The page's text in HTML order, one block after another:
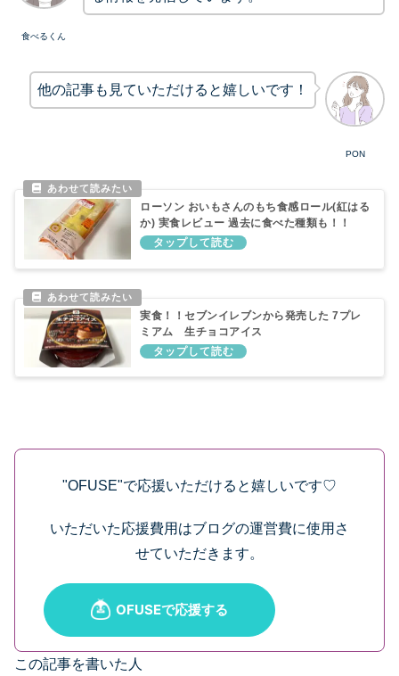
食べるくん
PON
他の記事も見ていただけると嬉しいです！
ローソン おいもさんのもち食感ロール(紅はる
か) 実食レビュー 過去に食べた種類も！！
実食！！セブンイレブンから発売した 7プレ
ミアム 生チョコアイス
"OFUSE"で応援いただけると嬉しいです♡
いただいた応援費用はブログの運営費に使用さ
せていただきます。
この記事を書いた人